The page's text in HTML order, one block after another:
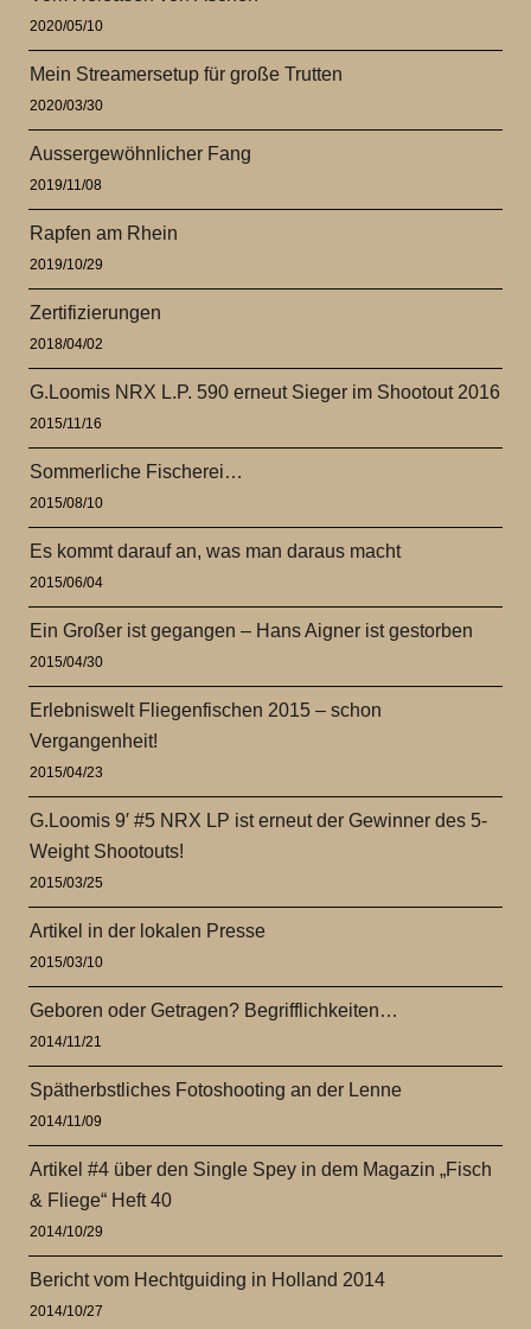
2020/05/10
Mein Streamersetup für große Trutten
2020/03/30
Aussergewöhnlicher Fang
2019/11/08
Rapfen am Rhein
2019/10/29
Zertifizierungen
2018/04/02
G.Loomis NRX L.P. 590 erneut Sieger im Shootout 2016
2015/11/16
Sommerliche Fischerei…
2015/08/10
Es kommt darauf an, was man daraus macht
2015/06/04
Ein Großer ist gegangen – Hans Aigner ist gestorben
2015/04/30
Erlebniswelt Fliegenfischen 2015 – schon
Vergangenheit!
2015/04/23
G.Loomis 9′ #5 NRX LP ist erneut der Gewinner des 5-
Weight Shootouts!
2015/03/25
Artikel in der lokalen Presse
2015/03/10
Geboren oder Getragen? Begrifflichkeiten…
2014/11/21
Spätherbstliches Fotoshooting an der Lenne
2014/11/09
Artikel #4 über den Single Spey in dem Magazin „Fisch
& Fliege“ Heft 40
2014/10/29
Bericht vom Hechtguiding in Holland 2014
2014/10/27